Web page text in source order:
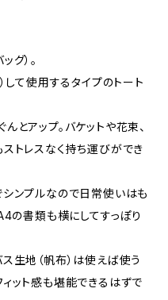
グ）。
して使用するタイプのトート
とアップ。バケットや花束、
トレスなく持ち運びができ
ンプルなので日常使いはも
の書類も横にしてすっぽり
生地（帆布）は使えば使う
ット感も堪能できるはずで